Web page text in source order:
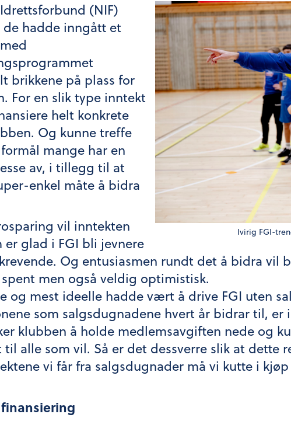
Ivirig FGI-
(NIF)
hadde inngått et
brikkene på plass for
For en slik type inntekt
helt konkrete
Og kunne treffe
mange har en
av, i tillegg til at
enkel måte å bidra
vil inntekten
er glad i FGI bli jevnere
Og entusiasmen rundt det å bidra vil
men også veldig optimistisk.
og mest ideelle hadde vært å drive FGI uten
som salgsdugnadene hvert år bidrar til, er
klubben å holde medlemsavgiften nede og
alle som vil. Så er det dessverre slik at dette
vi får fra salgsdugnader må vi kutte i